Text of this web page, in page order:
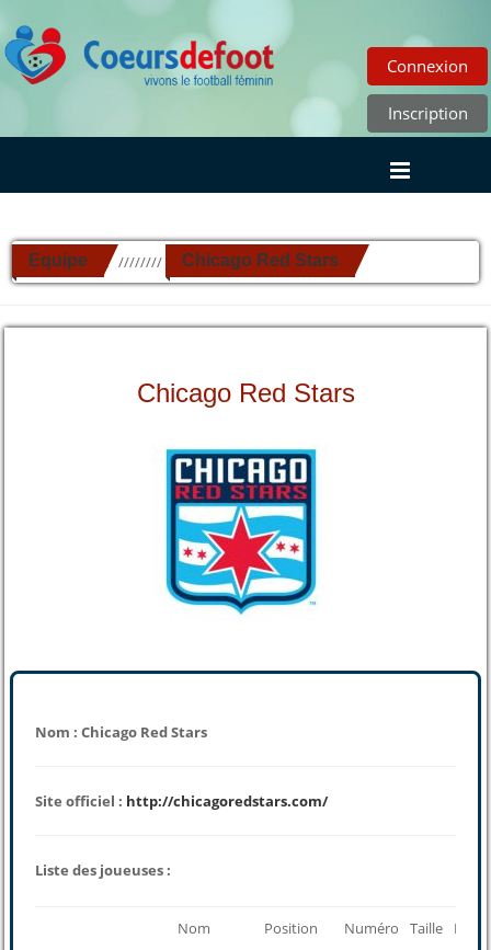
Connexion
Inscription
Equipe ////////// Chicago Red Stars
Chicago Red Stars
Nom : Chicago Red Stars
Site officiel : http://chicagoredstars.com/
Liste des joueuses :
Nom Position Numéro Taille Poids